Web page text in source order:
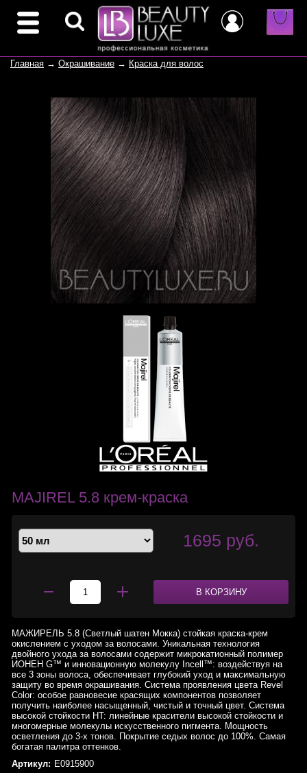
Главная → Окрашивание → Краска для волос
MAJIREL 5.8 крем-краска
1695 руб.
В КОРЗИНУ
МАЖИРЕЛЬ 5.8 (Светлый шатен Мокка) стойкая краска-крем
окислением с уходом за волосами. Уникальная технология
двойного ухода за волосами содержит микрокатионный полимер
ИОНЕН G™ и инновационную молекулу Incell™: воздействуя на
все 3 зоны волоса, обеспечивает глубокий уход и максимальную
защиту во время окрашивания. Система проявления цвета Revel
Color: особое равновесие красящих компонентов позволяет
получить наиболее насыщенный, чистый и точный цвет. Система
высокой стойкости HT: линейные красители высокой стойкости и
многомерные молекулы искусственного пигмента. Мощность
осветления до 3-х тонов. Покрытие седых волос до 100%. Самая
богатая палитра оттенков.
Артикул: E0915900